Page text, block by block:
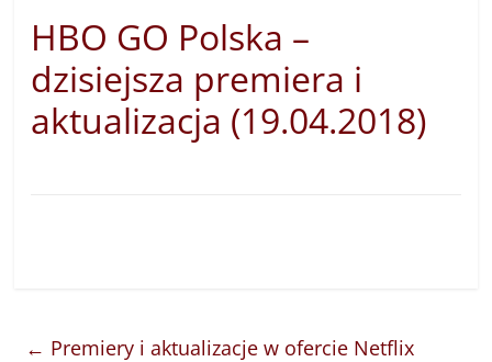
HBO GO Polska –
dzisiejsza premiera i
aktualizacja (19.04.2018)
← Premiery i aktualizacje w ofercie Netflix